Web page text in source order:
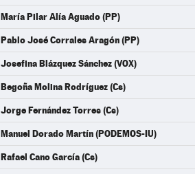
María Pilar Alía Aguado (PP)
Pablo José Corrales Aragón (PP)
Josefina Blázquez Sánchez (VOX)
Begoña Molina Rodríguez (Cs)
Jorge Fernández Torres (Cs)
Manuel Dorado Martín (PODEMOS-IU)
Rafael Cano García (Cs)